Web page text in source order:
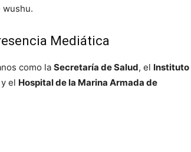
wushu.
Mediática
como la Secretaría de Salud, el Instituto
y el Hospital de la Marina Armada de